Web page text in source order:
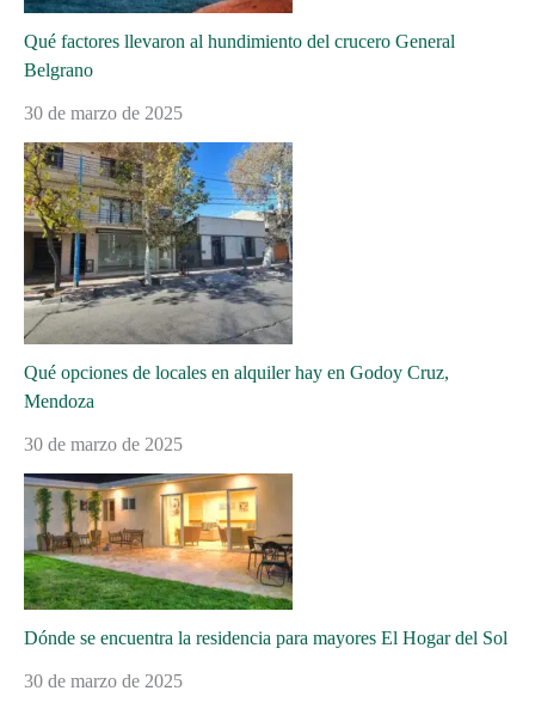
Qué factores llevaron al hundimiento del crucero General
Belgrano
30 de marzo de 2025
Qué opciones de locales en alquiler hay en Godoy Cruz,
Mendoza
30 de marzo de 2025
Dónde se encuentra la residencia para mayores El Hogar del Sol
30 de marzo de 2025